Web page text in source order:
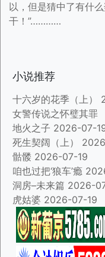
以，但是猜中了有什
干！”…………
小说推荐
十六岁的花季（上）
女警传说之怀璧其罪
地火之子 2026-07-
死生契阔（上）
骷髅 2026-07-19
咱也过把‘狼车’瘾
洞房–未来篇 2026-
虎姑婆 2026-07-19